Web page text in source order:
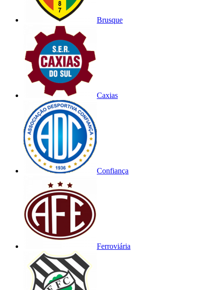
Brusque
Caxias
Confiança
Ferroviária